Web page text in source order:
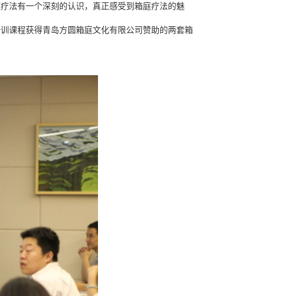
法有一个深刻的认识，真正感受到箱庭疗法的魅
课程获得青岛方圆箱庭文化有限公司赞助的两套箱